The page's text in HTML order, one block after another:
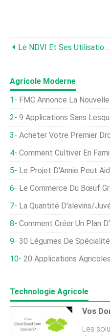
Le NDVI Et Ses Utilisations Pratiques En Agriculture
Agricole Moderne
FMC Annonce La Nouvelle Plate-
9 Applications Sans
Acheter Votre Premier
Comment Cultiver En
Le Projet D'Annie Peut Aider Votre
Le Commerce Du Bœuf
La Quantité D'alevins/juvéniles
Comment Créer Un Plan
30 Légumes De Spécialité
20 Applications Agricoles
Technologie Agricole
Les